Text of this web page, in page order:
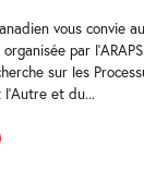
vous convie
par
sur les
l’Autre et du...